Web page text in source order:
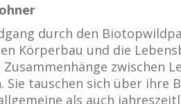
durch den
Körperbau und die
zwischen
Sie tauschen sich über ihre
als auch